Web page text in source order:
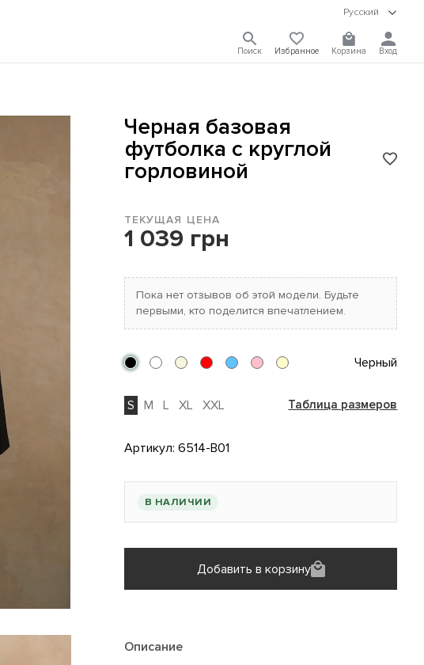
Русский
Поиск Избранное Корзина Вход
Черная базовая
футболка с круглой
горловиной
ТЕКУЩАЯ ЦЕНА
1 039 грн
Пока нет отзывов об этой модели. Будьте
первыми, кто поделится впечатлением.
Черный
S M L XL XXL Таблица размеров
Артикул: 6514-B01
В НАЛИЧИИ
Добавить в корзину
Описание